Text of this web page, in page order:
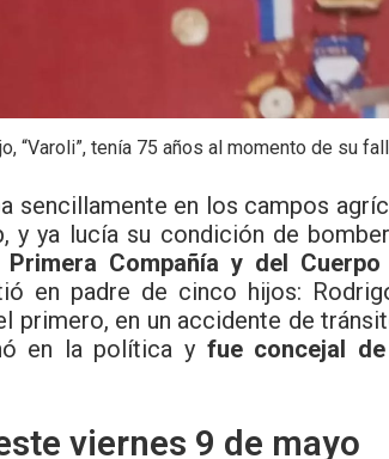
“Varoli”, tenía 75 años al momento de su
sencillamente en los campos
y ya lucía su condición de
Compañía y del
en padre de cinco hijos:
primero, en un accidente de
en la política y fue concejal
viernes 9 de mayo